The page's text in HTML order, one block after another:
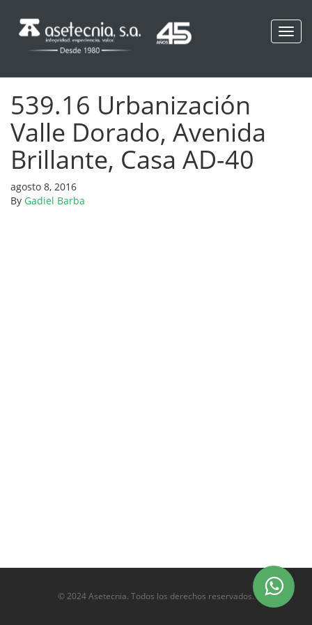
539.16 Urbanización
Valle Dorado, Avenida
Brillante, Casa AD-40
agosto 8, 2016
By Gadiel Barba
© 2024 Asetecnia. Todos los derechos reservados.